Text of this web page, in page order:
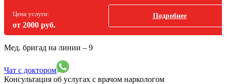
Цена услуги:
от 2000 руб.
Подробнее
Мед. бригад на линии – 9
Чат с доктором
Консультация об услугах с врачом наркологом